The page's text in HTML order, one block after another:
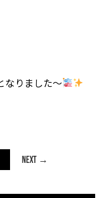
なりました〜
NEXT →